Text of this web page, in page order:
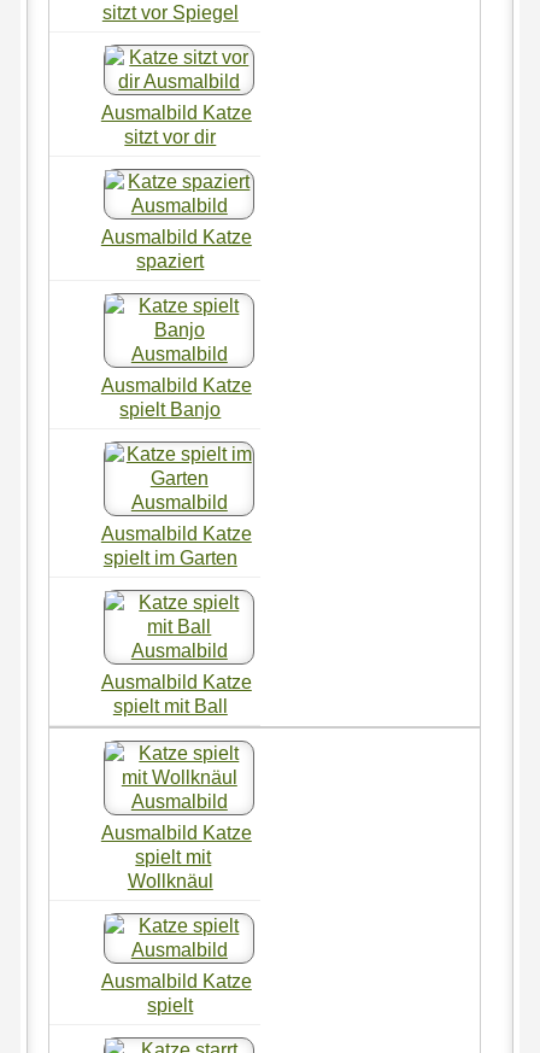
sitzt vor Spiegel
Ausmalbild Katze
sitzt vor dir
Ausmalbild Katze
spaziert
Ausmalbild Katze
spielt Banjo
Ausmalbild Katze
spielt im Garten
Ausmalbild Katze
spielt mit Ball
Ausmalbild Katze
spielt mit
Wollknäul
Ausmalbild Katze
spielt